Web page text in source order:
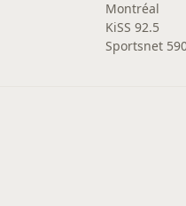
Montréal
KiSS 92.5
Sportsnet